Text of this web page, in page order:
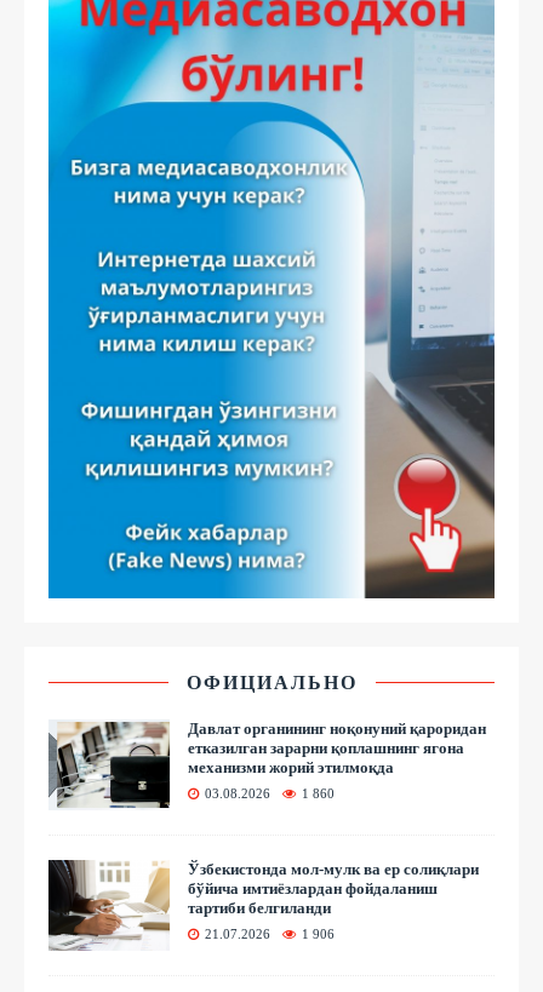
ОФИЦИАЛЬНО
Давлат органининг ноқонуний қароридан
етказилган зарарни қоплашнинг ягона
механизми жорий этилмоқда
03.08.2026 1 860
Ўзбекистонда мол-мулк ва ер солиқлари
бўйича имтиёзлардан фойдаланиш
тартиби белгиланди
21.07.2026 1 906